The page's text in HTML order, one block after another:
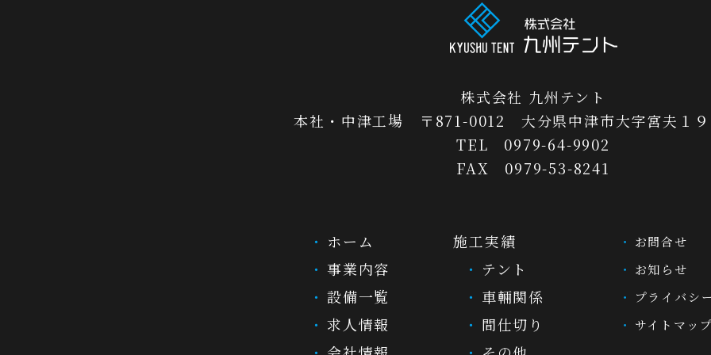
株式会社 九州テント
本社・中津工場 〒871-0012 大分県中津市大字宮夫１９
TEL 0979-64-9902
FAX 0979-53-8241
ホーム
事業内容
設備一覧
求人情報
施工実績
テント
車輛関係
間仕切り
お問合せ
お知らせ
プライバシ
サイトマップ